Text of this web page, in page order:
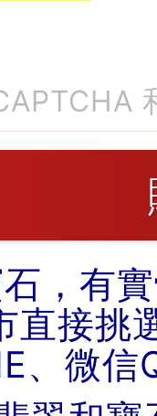
，有
直接挑
、微信